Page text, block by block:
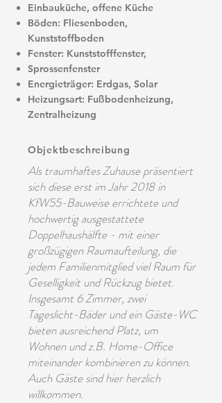
Einbauküche, offene Küche
Böden: Fliesenboden,
Kunststoffboden
Fenster: Kunststofffenster,
Sprossenfenster
Energieträger: Erdgas, Solar
Heizungsart: Fußbodenheizung,
Zentralheizung
Objektbeschreibung
Als traumhaftes Zuhause präsentiert
sich diese erst im Jahr 2018 in
KfW55-Bauweise errichtete und
hochwertig ausgestattete
Doppelhaushälfte - mit einer
großzügigen Raumaufteilung, die
jedem Familienmitglied viel Raum für
Geselligkeit und Rückzug bietet.
Insgesamt 6 Zimmer, zwei
Tageslicht-Bäder und ein Gäste-WC
bieten ausreichend Platz, um
Wohnen und z.B. Home-Office
miteinander kombinieren zu können.
Auch Gäste sind hier herzlich
willkommen.